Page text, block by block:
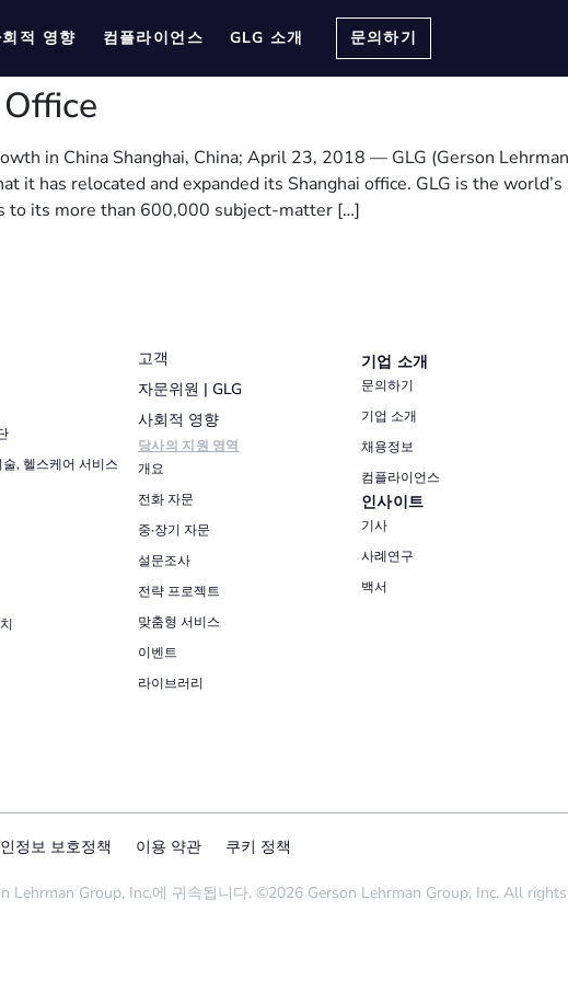
적 영향 컴플라이언스 GLG 소개 문의하기
in China Shanghai, China; April 23, 2018 — GLG (Gerson
it has relocated and expanded its Shanghai office. GLG is the
to its more than 600,000 subject-matter […]
, 헬스케어 서비스
고객
자문위원 | GLG
사회적 영향
당사의 지원 영역
개요
전화 자문
중·장기 자문
설문조사
전략 프로젝트
맞춤형 서비스
이벤트
라이브러리
기업 소개
문의하기
기업 소개
채용정보
컴플라이언스
인사이트
기사
사례연구
백서
정보 보호정책 이용 약관 쿠키 정책
Lehrman Group, Inc.에 귀속됩니다. ©2026 Gerson Lehrman Group, Inc. All